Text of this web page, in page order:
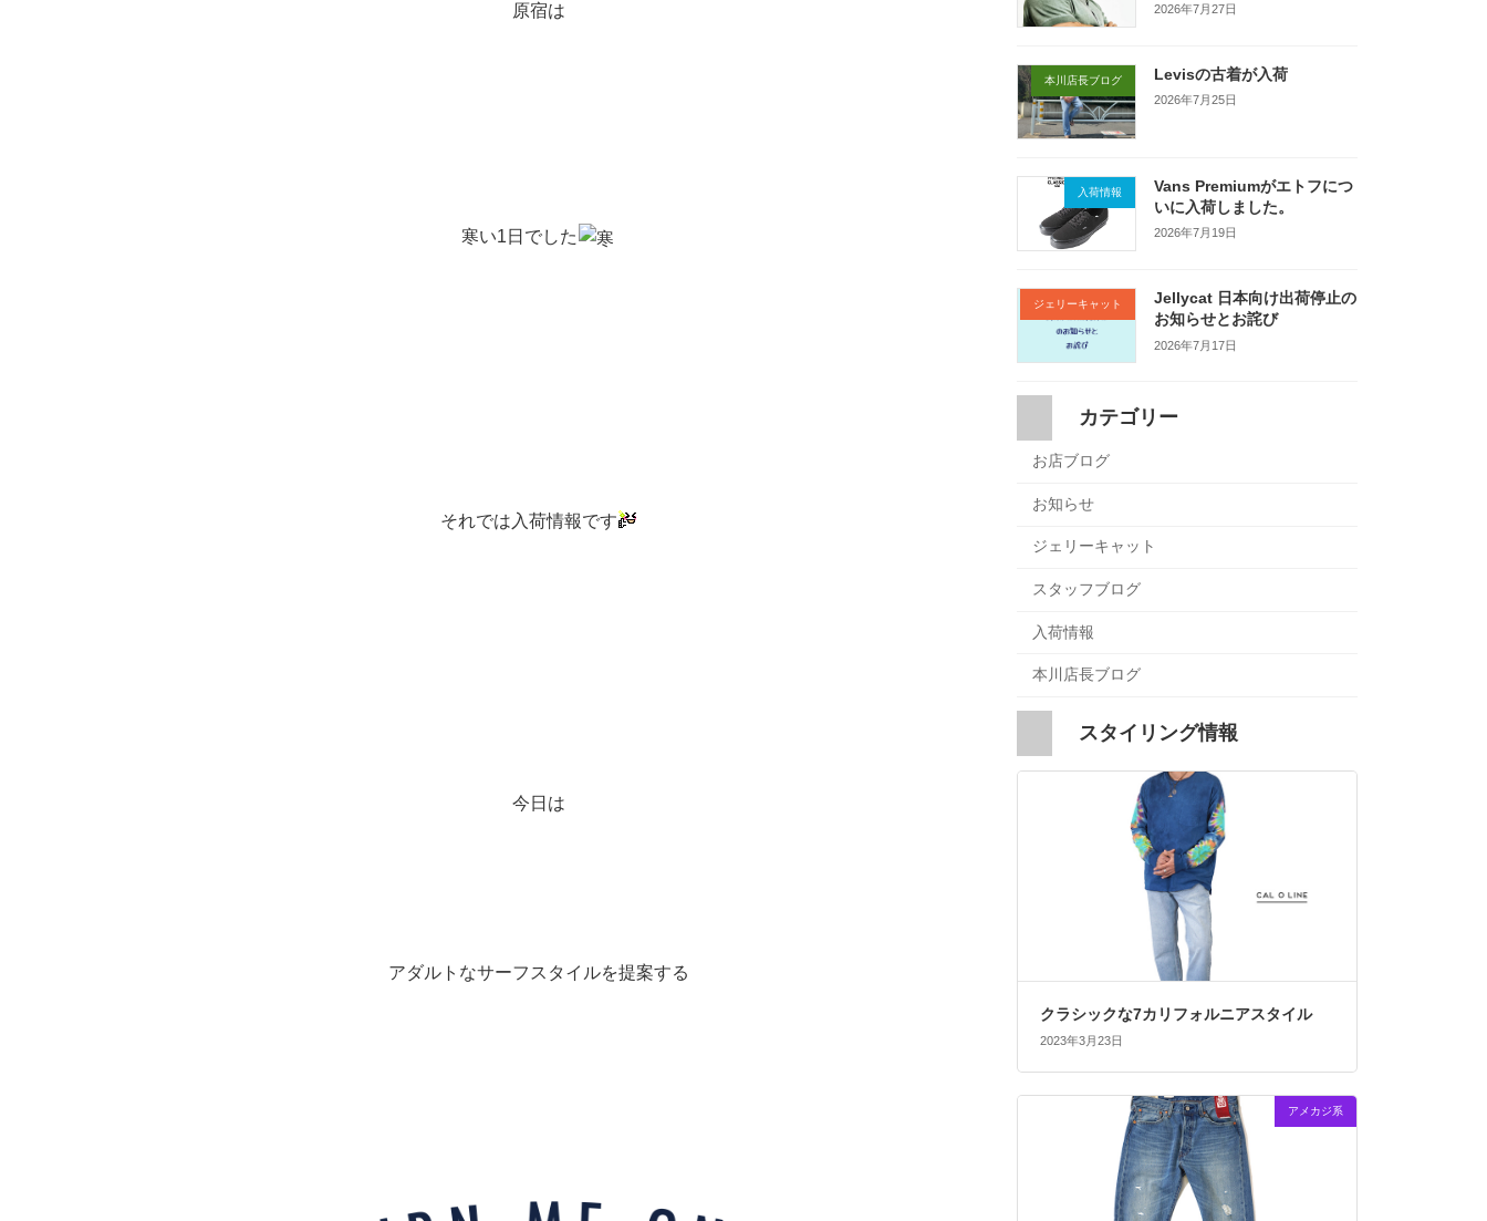
原宿は
寒い1日でした
それでは入荷情報です
今日は
アダルトなサーフスタイルを提案する
2026年7月27日
本川店長ブログ Levisの古着が入荷
2026年7月25日
入荷情報
Vans Premiumがエトフにつ
いに入荷しました。
2026年7月19日
ジェリーキャット
Jellycat 日本向け出荷停止の
お知らせとお詫び
2026年7月17日
カテゴリー
お店ブログ
お知らせ
ジェリーキャット
スタッフブログ
入荷情報
本川店長ブログ
スタイリング情報
クラシックな7カリフォルニアスタイル
2023年3月23日
アメカジ系